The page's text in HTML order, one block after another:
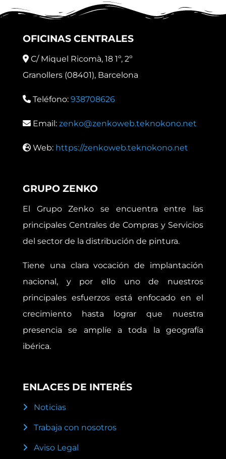
OFICINAS CENTRALES
C/ Miquel Ricomà, 18 1º, 2º
Granollers (08401), Barcelona
Teléfono: 938708626
Email: zenko@zenkoweb.teknokono.net
Web: https://zenkoweb.teknokono.net
GRUPO ZENKO
El Grupo Zenko se encuentra entre las
principales Centrales de Compras y Servicios
del sector de la distribución de pintura.
Tiene una clara vocación de implantación
nacional, y por ello uno de nuestros
principales esfuerzos está enfocado en el
crecimiento hasta lograr que nuestra
presencia se amplíe a toda la geografía
ibérica.
ENLACES DE INTERÉS
Noticias
Trabaja con nosotros
Aviso Legal